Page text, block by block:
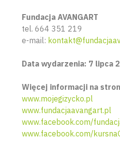
Fundacja AVANGART
tel. 664 351 219
e-mail:
Data wydarzenia: 7 lipca
Więcej informacji na
www.mojegizycko.pl
www.fundacjaavangart.pl
www.facebook.com/
www.facebook.com/